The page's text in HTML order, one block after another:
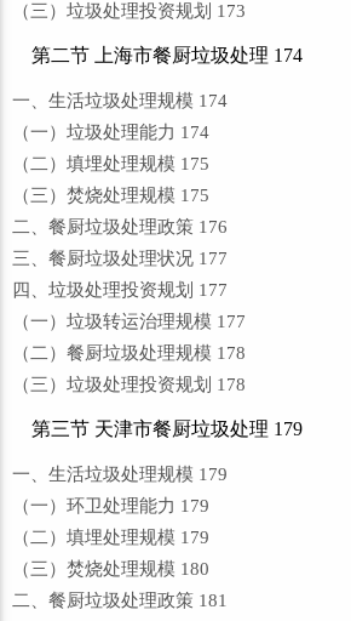
（三）垃圾处理投资规划 173
第二节 上海市餐厨垃圾处理 174
一、生活垃圾处理规模 174
（一）垃圾处理能力 174
（二）填埋处理规模 175
（三）焚烧处理规模 175
二、餐厨垃圾处理政策 176
三、餐厨垃圾处理状况 177
四、垃圾处理投资规划 177
（一）垃圾转运治理规模 177
（二）餐厨垃圾处理规模 178
（三）垃圾处理投资规划 178
第三节 天津市餐厨垃圾处理 179
一、生活垃圾处理规模 179
（一）环卫处理能力 179
（二）填埋处理规模 179
（三）焚烧处理规模 180
二、餐厨垃圾处理政策 181